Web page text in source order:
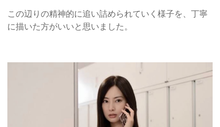
この辺りの精神的に追い詰められていく様子を、丁寧
に描いた方がいいと思いました。